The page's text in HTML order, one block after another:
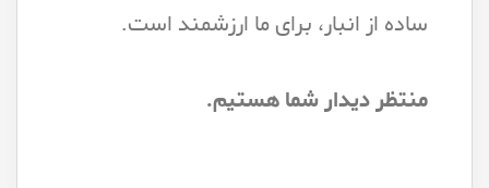
ساده از انبار، برای ما ارزشمند است.
منتظر دیدار شما هستیم.